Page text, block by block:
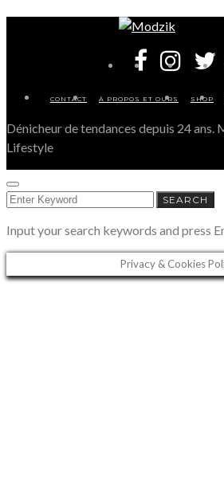
CONTACT À PROPOS ET OURS SHOP
Dénicheur de tendances depuis 24 ans.
Lifestyle
SEARCH
FOR:
SEARCH
Input your search keywords and press
Privacy & Cookies